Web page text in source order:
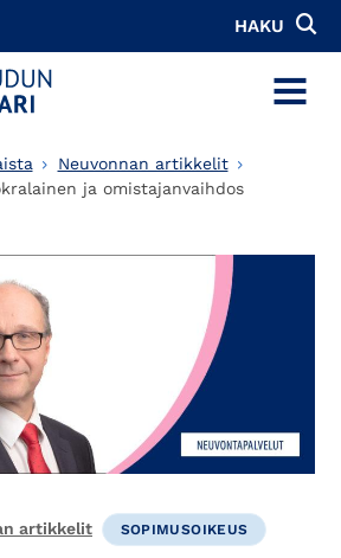
HAKU
MENU
Neuvonnan artikkelit
ja omistajanvaihdos
artikkelit SOPIMUSOIKEUS